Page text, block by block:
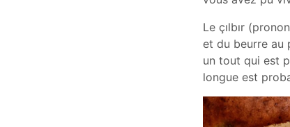
Le çılbır
et du beurre au
un tout qui est
longue est